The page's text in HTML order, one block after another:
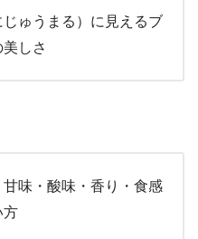
ゅうまる）に見えるブ
しさ
味・酸味・香り・食感
方